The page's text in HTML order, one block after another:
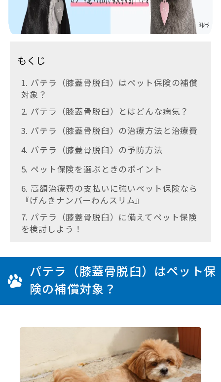
もくじ
1. パテラ（膝蓋骨脱臼）はペット保険の補償
対象？
2. パテラ（膝蓋骨脱臼）とはどんな病気？
3. パテラ（膝蓋骨脱臼）の治療方法と治療費
4. パテラ（膝蓋骨脱臼）の予防方法
5. ペット保険を選ぶときのポイント
6. 高額治療費の支払いに強いペット保険なら
『げんきナンバーわんスリム』
7. パテラ（膝蓋骨脱臼）に備えてペット保険
を検討しよう！
パテラ（膝蓋骨脱臼）はペット保
険の補償対象？